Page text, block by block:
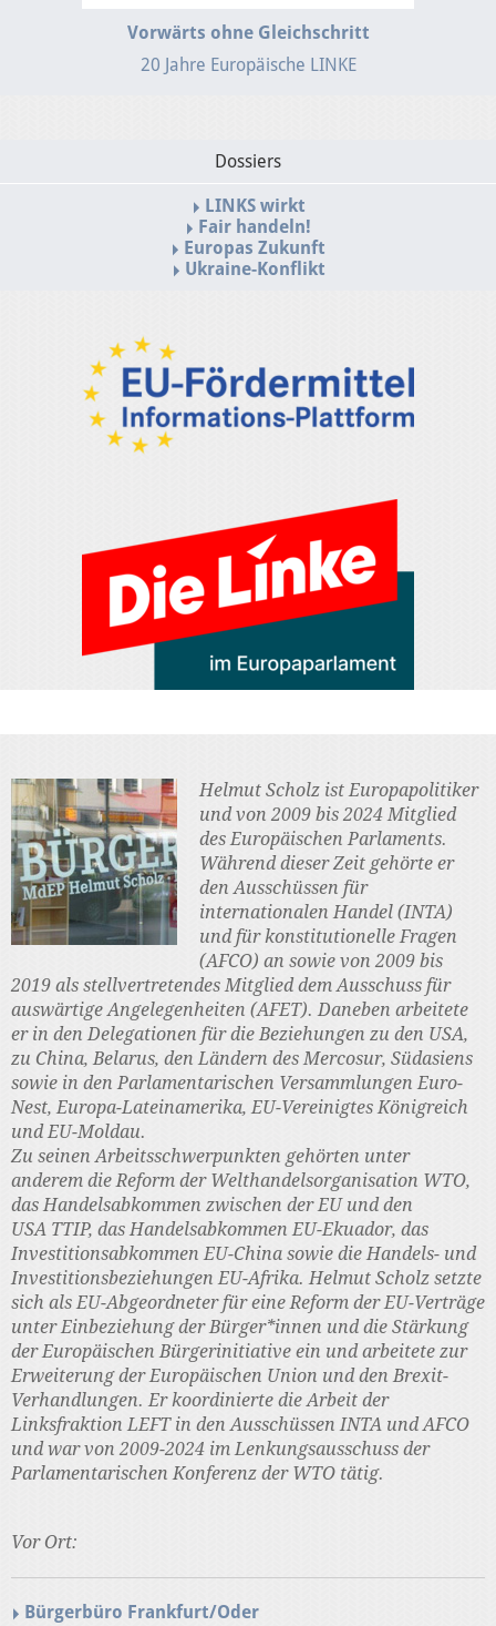
Vorwärts ohne Gleichschritt
20 Jahre Europäische LINKE
Dossiers
LINKS wirkt
Fair handeln!
Europas Zukunft
Ukraine-Konflikt
Helmut Scholz ist Europapolitiker
und von 2009 bis 2024 Mitglied
des Europäischen Parlaments.
Während dieser Zeit gehörte er
den Ausschüssen für
internationalen Handel (INTA)
und für konstitutionelle Fragen
(AFCO) an sowie von 2009 bis
2019 als stellvertretendes Mitglied dem Ausschuss für
auswärtige Angelegenheiten (AFET). Daneben arbeitete
er in den Delegationen für die Beziehungen zu den USA,
zu China, Belarus, den Ländern des Mercosur, Südasiens
sowie in den Parlamentarischen Versammlungen Euro-
Nest, Europa-Lateinamerika, EU-Vereinigtes Königreich
und EU-Moldau.
Zu seinen Arbeitsschwerpunkten gehörten unter
anderem die Reform der Welthandelsorganisation WTO,
das Handelsabkommen zwischen der EU und den
USA TTIP, das Handelsabkommen EU-Ekuador, das
Investitionsabkommen EU-China sowie die Handels- und
Investitionsbeziehungen EU-Afrika. Helmut Scholz setzte
sich als EU-Abgeordneter für eine Reform der EU-Verträge
unter Einbeziehung der Bürger*innen und die Stärkung
der Europäischen Bürgerinitiative ein und arbeitete zur
Erweiterung der Europäischen Union und den Brexit-
Verhandlungen. Er koordinierte die Arbeit der
Linksfraktion LEFT in den Ausschüssen INTA und AFCO
und war von 2009-2024 im Lenkungsausschuss der
Parlamentarischen Konferenz der WTO tätig.
Vor Ort:
Bürgerbüro Frankfurt/Oder